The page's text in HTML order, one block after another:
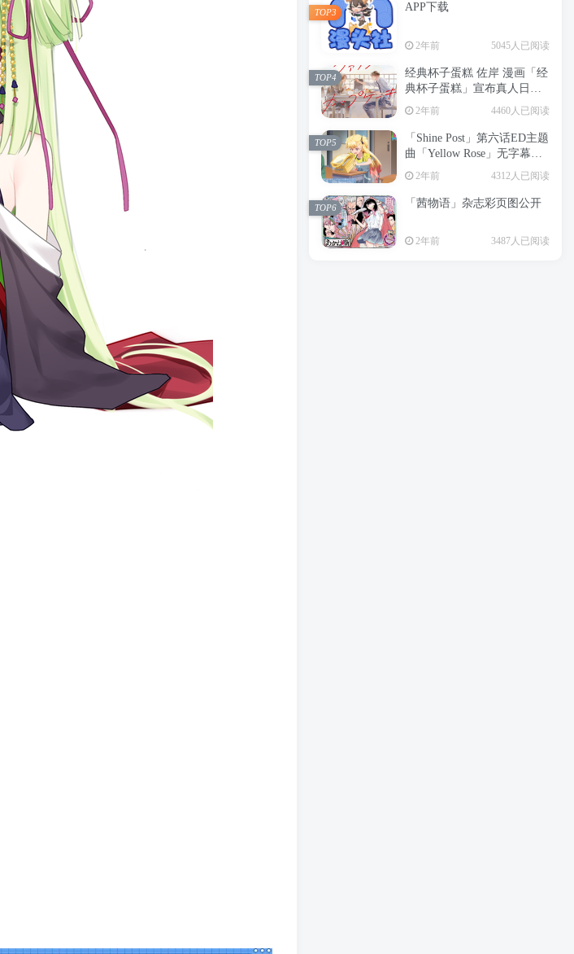
APP下载
2年前 5045人已阅读
TOP3
经典杯子蛋糕 佐岸 漫画「经
典杯子蛋糕」宣布真人日剧
化
2年前 4460人已阅读
TOP4
「Shine Post」第六话ED主题
曲「Yellow Rose」无字幕MV
公开
2年前 4312人已阅读
TOP5
「茜物语」杂志彩页图公开
2年前 3487人已阅读
TOP6
8687人已阅读
overlord卢贝多的龙王谁厉害
「Overlord」露普斯蕾琪娜·贝塔手办开...
申鹤原神wiki 申鹤诞辰祭
2年前 6197人已阅读
TOP2
APP下载
2年前 5045人已阅读
TOP3
经典杯子蛋糕 佐岸 漫画「经
典杯子蛋糕」宣布真人日剧
TOP4